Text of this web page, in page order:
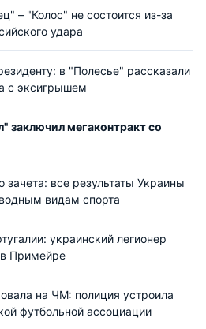
– "Колос" не состоится из-за
удара
в "Полесье" рассказали
с эксигрышем
заключил мегаконтракт со
зачета: все результаты Украины
видам спорта
украинский легионер
Примейре
на ЧМ: полиция устроила
футбольной ассоциации